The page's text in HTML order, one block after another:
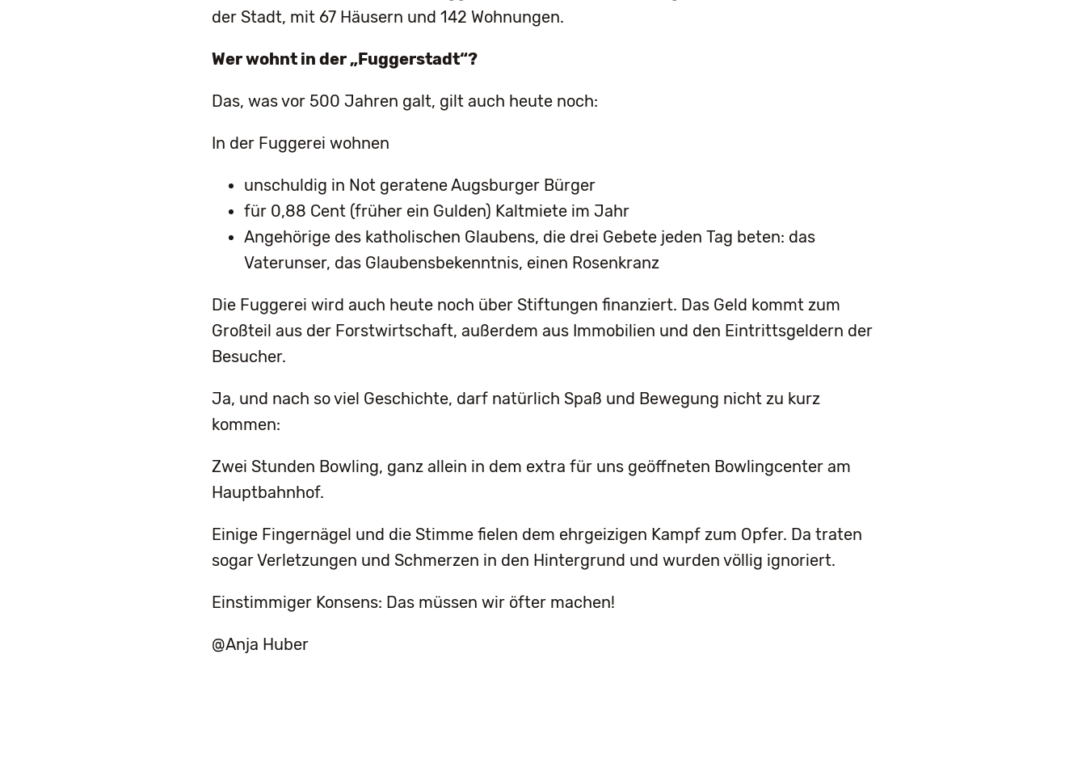
der Stadt, mit 67 Häusern und 142 Wohnungen.
Wer wohnt in der „Fuggerstadt“?
Das, was vor 500 Jahren galt, gilt auch heute noch:
In der Fuggerei wohnen
unschuldig in Not geratene Augsburger Bürger
für 0,88 Cent (früher ein Gulden) Kaltmiete im Jahr
Angehörige des katholischen Glaubens, die drei Gebete jeden Tag beten: das
Vaterunser, das Glaubensbekenntnis, einen Rosenkranz
Die Fuggerei wird auch heute noch über Stiftungen finanziert. Das Geld kommt zum
Großteil aus der Forstwirtschaft, außerdem aus Immobilien und den Eintrittsgeldern der
Besucher.
Ja, und nach so viel Geschichte, darf natürlich Spaß und Bewegung nicht zu kurz
kommen:
Zwei Stunden Bowling, ganz allein in dem extra für uns geöffneten Bowlingcenter am
Hauptbahnhof.
Einige Fingernägel und die Stimme fielen dem ehrgeizigen Kampf zum Opfer. Da traten
sogar Verletzungen und Schmerzen in den Hintergrund und wurden völlig ignoriert.
Einstimmiger Konsens: Das müssen wir öfter machen!
@Anja Huber